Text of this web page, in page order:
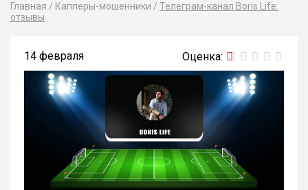
Главная / Капперы-мошенники / Телеграм-канал Boris Life:
отзывы
14 февраля